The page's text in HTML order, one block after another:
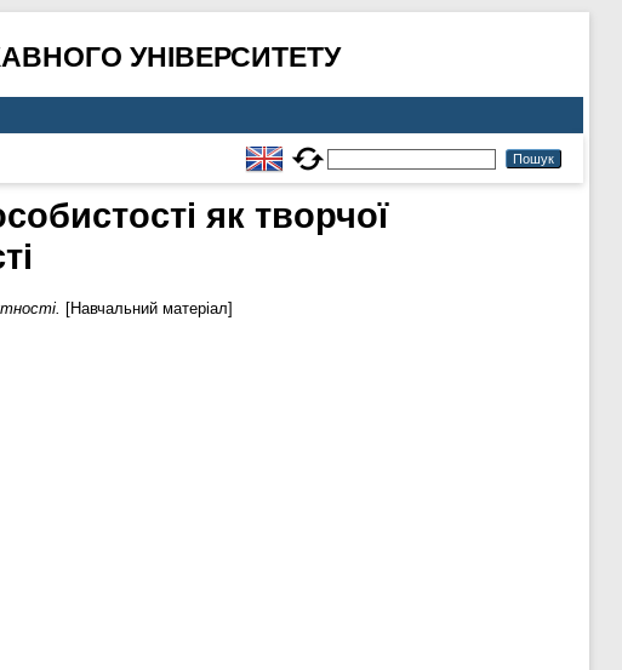
УНІВЕРСИТЕТУ
як творчої
[Навчальний матеріал]